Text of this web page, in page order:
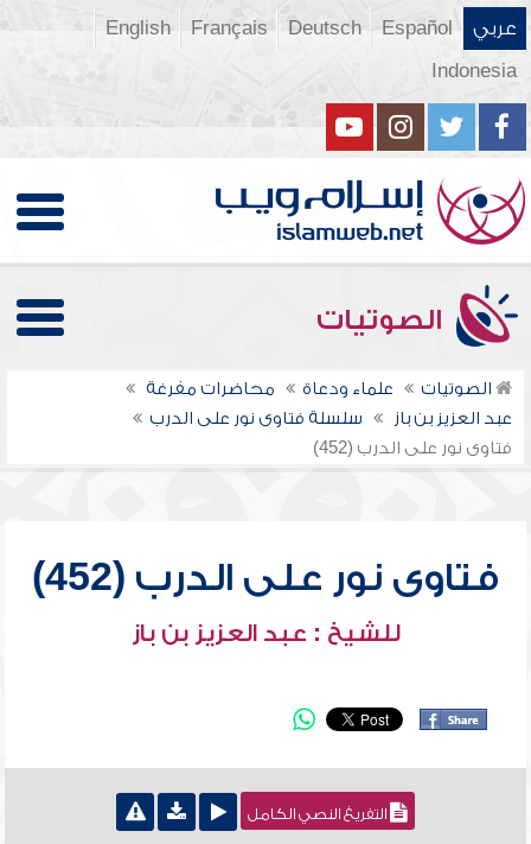
عربي Español
Deutsch
Français
English
Indonesia
الصوتيات
الصوتيات علماء ودعاة
محاضرات مفرغة
عبد العزيز بن باز
سلسلة فتاوى نور على الدرب
فتاوى نور على الدرب (452)
فتاوى نور على الدرب (452)
للشيخ : عبد العزيز بن باز
التفريغ النصي الكامل